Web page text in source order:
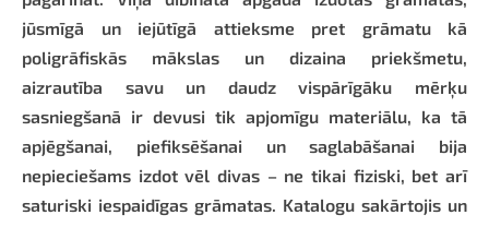
jūsmīgā un iejūtīgā attieksme pret grāmatu kā
poligrāfiskās mākslas un dizaina priekšmetu,
aizrautība savu un daudz vispārīgāku mērķu
sasniegšanā ir devusi tik apjomīgu materiālu, ka tā
apjēgšanai, piefiksēšanai un saglabāšanai bija
nepieciešams izdot vēl divas – ne tikai fiziski, bet arī
saturiski iespaidīgas grāmatas. Katalogu sakārtojis un